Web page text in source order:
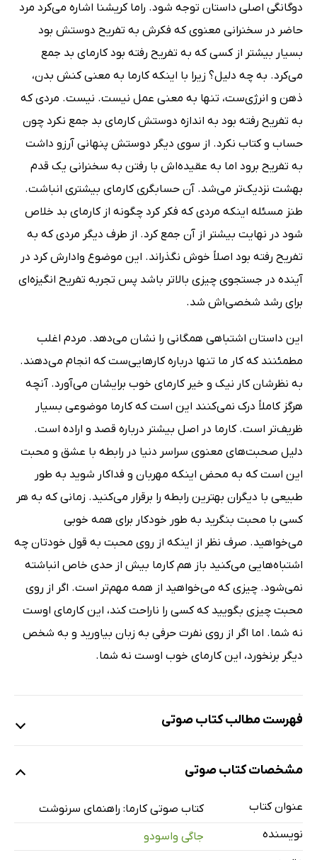
دوگانگی اصلی داستان توجه شود. راما کریشنا اشاره می‌کرد مرد
حاضر در سخنرانی معنوی که فکرش به تفریح دوستش بود
بسیار بیشتر از کسی که به تفریح رفته بود کارمای بد جمع
می‌کرد. به چه دلیل؟ زیرا با اینکه کارما به معنی کنش بدن،
ذهن و انرژی‌ست، تنها به معنی عمل نیست. نیست. مردی که
به تفریح رفته بود به اندازه دوستش کارمای بد جمع نکرد چون
حساب و کتاب نکرد. از سوی دیگر دوستش پنهانی آرزو داشت
به تفریح برود اما به عقیده‌اش با رفتن به سخنرانی یک قدم
بهشت نزدیک‌تر می‌شد. آن حسابگری کارمای بیشتری انباشت.
طنز مسئله اینکه مردی که فکر کرد چگونه از کارمای بد خلاص
شود در نهایت بیشتر از آن جمع کرد. از طرف دیگر مردی که به
تفریح رفته بود اصلاً خوش نگذراند. این موضوع وادارش کرد در
آینده در جستجوی چیزی بالاتر باشد پس تجربه تفریح انگیزه‌ای
برای رشد شخصی‌اش شد.
این داستان اشتباهی همگانی را نشان می‌دهد. مردم اغلب
مطمئنند که کار ما تنها درباره کارهایی‌ست که انجام می‌دهند.
به نظرشان کار نیک و خیر کارمای خوب برایشان می‌آورد. آنچه
هرگز کاملاً درک نمی‌کنند این است که کارما موضوعی بسیار
ظریف‌تر است. کارما در اصل بیشتر درباره قصد و اراده است.
دلیل صحبت‌های معنوی سراسر دنیا در رابطه با عشق و محبت
این است که به محض اینکه مهربان و فداکار شوید به طور
طبیعی با دیگران بهترین رابطه را برقرار می‌کنید. زمانی که به هر
کسی با محبت بنگرید به طور خودکار برای همه خوبی
می‌خواهید. صرف نظر از اینکه از روی محبت به قول خودتان چه
اشتباه‌هایی می‌کنید باز هم کارما بیش از حدی خاص انباشته
نمی‌شود. چیزی که می‌خواهید از همه مهم‌تر است. اگر از روی
محبت چیزی بگویید که کسی را ناراحت کند، این کارمای اوست
نه شما. اما اگر از روی نفرت حرفی به زبان بیاورید و به شخص
دیگر برنخورد، این کارمای خوب اوست نه شما.
فهرست مطالب کتاب صوتی
نمونه
11 دقیقه معرفی و پیش‌درآمد
بخش اول: سخنی با شنونده ـ قسمت اول
مشخصات کتاب صوتی
عنوان کتاب
کتاب صوتی کارما: راهنمای سرنوشت
نویسنده
جاگی واسودو